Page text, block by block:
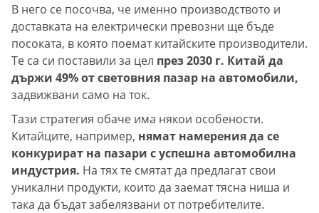
В него се посочва, че именно производството и
доставката на електрически превозни ще бъде
посоката, в която поемат китайските производители.
Те са си поставили за цел през 2030 г. Китай да
държи 49% от световния пазар на автомобили,
задвижвани само на ток.
Тази стратегия обаче има някои особености.
Китайците, например, нямат намерения да се
конкурират на пазари с успешна автомобилна
индустрия. На тях те смятат да предлагат свои
уникални продукти, които да заемат тясна ниша и
така да бъдат забелязвани от потребителите.